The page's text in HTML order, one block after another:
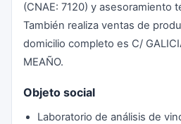
(CNAE: 7120) y asesoramiento
También realiza ventas de
domicilio completo es C/
MEAÑO.
Objeto social
Laboratorio de análisis de